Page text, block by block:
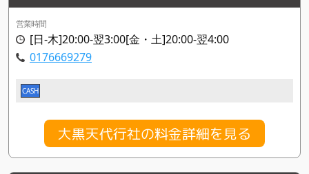
営業時間
[日-木]20:00-翌3:00[金・土]20:00-翌4:00
0176669279
CASH
大黒天代行社の料金詳細を見る